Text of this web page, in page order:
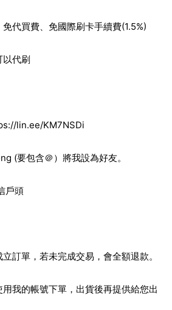
代買費、免國際刷卡手續費(1.5%)
以代刷
lin.ee/KM7NSDi
(要包含＠）將我設為好友。
戶頭
訂單，若未完成交易，會全額退款。
我的帳號下單，出貨後再提供給您出